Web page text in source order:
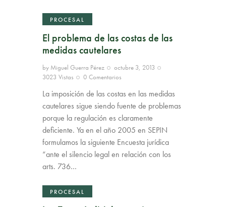
PROCESAL
El problema de las costas de las
medidas cautelares
by Miguel Guerra Pérez
octubre 3, 2013
3023 Vistas 0 Comentarios
La imposición de las costas en las medidas
cautelares sigue siendo fuente de problemas
porque la regulación es claramente
deficiente. Ya en el año 2005 en SEPIN
formulamos la siguiente Encuesta jurídica
“ante el silencio legal en relación con los
arts. 736…
PROCESAL